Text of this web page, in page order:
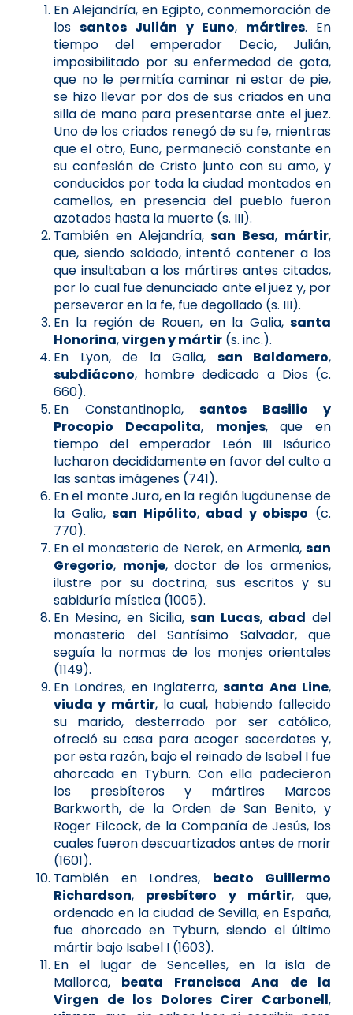
En Alejandría, en Egipto, conmemoración de
lossantos Julián y Euno, mártires. En
tiempo del emperador Decio, Julián,
imposibilitado por su enfermedad de gota,
que no le permitía caminar ni estar de pie,
se hizo llevar por dos de sus criados en una
silla de mano para presentarse ante el juez.
Uno de los criados renegó de su fe, mientras
que el otro, Euno, permaneció constante en
su confesión de Cristo junto con su amo, y
conducidos por toda la ciudad montados en
camellos, en presencia del pueblo fueron
azotados hasta la muerte (s. III).
También en Alejandría,san Besa, mártir,
que, siendo soldado, intentó contener a los
que insultaban a los mártires antes citados,
por lo cual fue denunciado ante el juez y, por
perseverar en la fe, fue degollado (s. III).
En la región de Rouen, en la Galia, santa
Honorina,virgen y mártir (s. inc.).
En Lyon, de la Galia, san Baldomero,
subdiácono, hombre dedicado a Dios (c.
660).
En Constantinopla, santos Basilio y
Procopio Decapolita, monjes, que en
tiempo del emperador León III Isáurico
lucharon decididamente en favor del culto a
las santas imágenes (741).
En el monte Jura, en la región lugdunense de
la Galia,san Hipólito, abad y obispo (c.
770).
En el monasterio de Nerek, en Armenia, san
Gregorio, monje, doctor de los armenios,
ilustre por su doctrina, sus escritos y su
sabiduría mística (1005).
En Mesina, en Sicilia,san Lucas, abad del
monasterio del Santísimo Salvador, que
seguía la normas de los monjes orientales
(1149).
En Londres, en Inglaterra,santa Ana Line,
viuda y mártir, la cual, habiendo fallecido
su marido, desterrado por ser católico,
ofreció su casa para acoger sacerdotes y,
por esta razón, bajo el reinado de Isabel I fue
ahorcada en Tyburn. Con ella padecieron
los presbíteros y mártires Marcos
Barkworth, de la Orden de San Benito, y
Roger Filcock, de la Compañía de Jesús, los
cuales fueron descuartizados antes de morir
(1601).
También en Londres, beato Guillermo
Richardson, presbítero y mártir, que,
ordenado en la ciudad de Sevilla, en España,
fue ahorcado en Tyburn, siendo el último
mártir bajo Isabel I (1603).
En el lugar de Sencelles, en la isla de
Mallorca, beata Francisca Ana de la
Virgen de los Dolores Cirer Carbonell,